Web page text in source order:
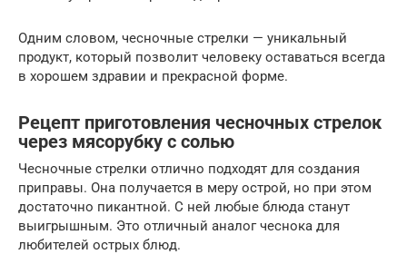
Одним словом, чесночные стрелки — уникальный
продукт, который позволит человеку оставаться всегда
в хорошем здравии и прекрасной форме.
Рецепт приготовления чесночных стрелок
через мясорубку с солью
Чесночные стрелки отлично подходят для создания
приправы. Она получается в меру острой, но при этом
достаточно пикантной. С ней любые блюда станут
выигрышным. Это отличный аналог чеснока для
любителей острых блюд.